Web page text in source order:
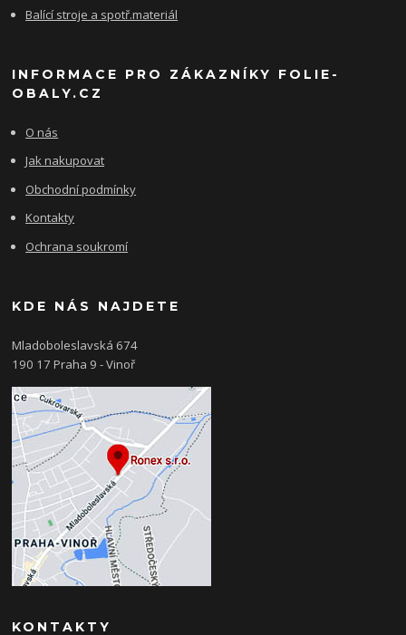
Balící stroje a spotř.materiál
INFORMACE PRO ZÁKAZNÍKY FOLIE-
OBALY.CZ
O nás
Jak nakupovat
Obchodní podmínky
Kontakty
Ochrana soukromí
KDE NÁS NAJDETE
Mladoboleslavská 674
190 17 Praha 9 - Vinoř
KONTAKTY